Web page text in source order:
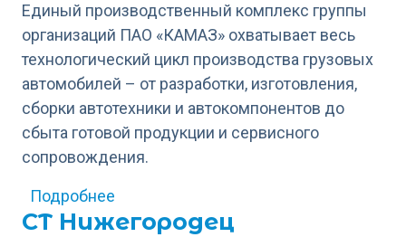
Единый производственный комплекс группы
организаций ПАО «КАМАЗ» охватывает весь
технологический цикл производства грузовых
автомобилей – от разработки, изготовления,
сборки автотехники и автокомпонентов до
сбыта готовой продукции и сервисного
сопровождения.
Подробнее
СТ Нижегородец